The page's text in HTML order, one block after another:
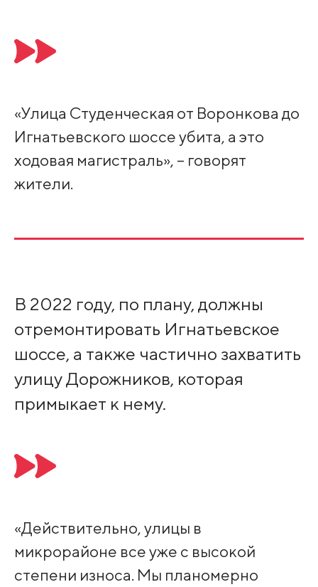
«Улица Студенческая от Воронкова до
Игнатьевского шоссе убита, а это
ходовая магистраль», – говорят
жители.
В 2022 году, по плану, должны
отремонтировать Игнатьевское
шоссе, а также частично захватить
улицу Дорожников, которая
примыкает к нему.
«Действительно, улицы в
микрорайоне все уже с высокой
степени износа. Мы планомерно